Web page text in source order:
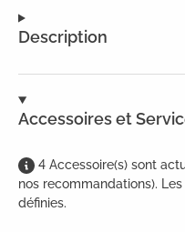
Description
Accessoires et
4 Accessoire(s) sont
nos recommandations).
définies.